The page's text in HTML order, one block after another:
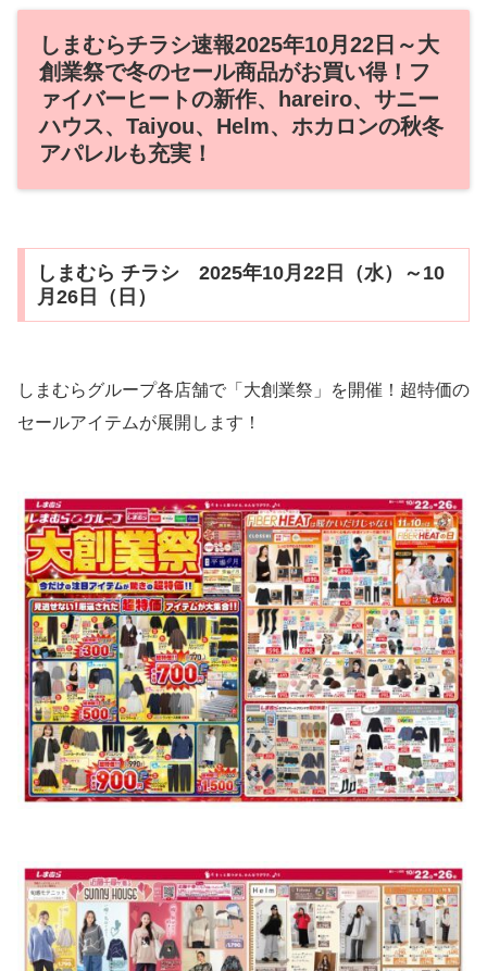
しまむらチラシ速報2025年10月22日～大
創業祭で冬のセール商品がお買い得！フ
ァイバーヒートの新作、hareiro、サニー
ハウス、Taiyou、Helm、ホカロンの秋冬
アパレルも充実！
しまむら チラシ 2025年10月22日（水）～10
月26日（日）
しまむらグループ各店舗で「大創業祭」を開催！超特価の
セールアイテムが展開します！